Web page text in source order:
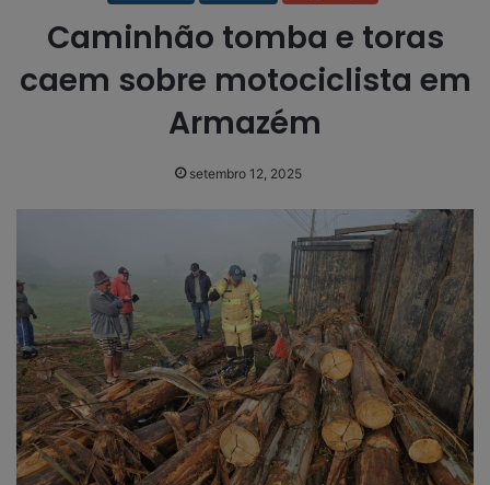
Caminhão tomba e toras
caem sobre motociclista em
Armazém
setembro 12, 2025